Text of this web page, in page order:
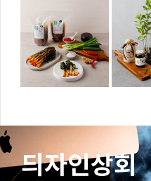
듸자인상회